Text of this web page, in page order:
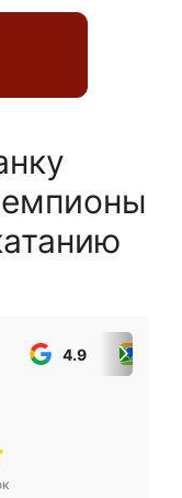
4.9